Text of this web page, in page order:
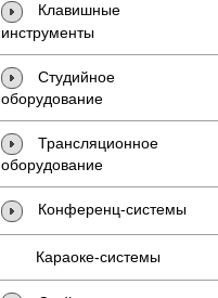
Клавишные
инструменты
Студийное
оборудование
Трансляционное
оборудование
Конференц-системы
Караоке-системы